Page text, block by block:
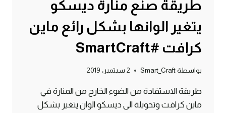
طريقة صنع منارة ديسكو
يتغير الوانها بشكل رائع ماين
كرافت #SmartCraft
بواسطة Smart_Craft 2 سبتمبر، 2019
طريقة الاستفادة من الضوء الخارج من المنارة في
ماين كرافت وتحويلة الى ديسكو الوان يتغير بشكل